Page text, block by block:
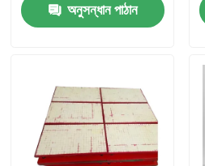
পণ্য
অনুসন্ধান পাঠান